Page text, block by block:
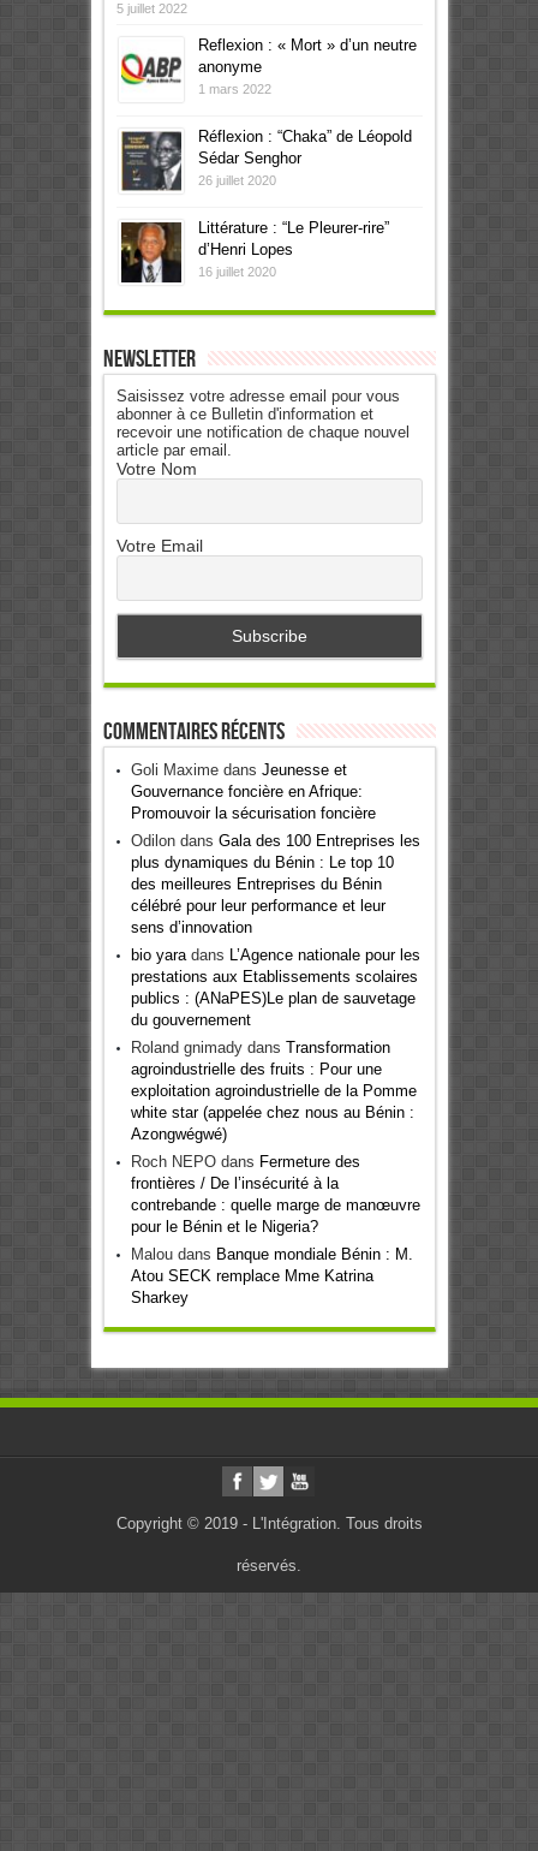
5 juillet 2022
Reflexion : « Mort » d’un neutre
anonyme
1 mars 2022
Réflexion : “Chaka” de Léopold
Sédar Senghor
26 juillet 2020
Littérature : “Le Pleurer-rire”
d’Henri Lopes
16 juillet 2020
Newsletter
Saisissez votre adresse email pour vous
abonner à ce Bulletin d'information et
recevoir une notification de chaque nouvel
article par email.
Votre Nom
Votre Email
Commentaires récents
Goli Maximedans Jeunesse et
Gouvernance foncière en Afrique:
Promouvoir la sécurisation foncière
Odilondans Gala des 100 Entreprises les
plus dynamiques du Bénin : Le top 10
des meilleures Entreprises du Bénin
célébré pour leur performance et leur
sens d’innovation
bio yaradans L’Agence nationale pour les
prestations aux Etablissements scolaires
publics : (ANaPES)Le plan de sauvetage
du gouvernement
Roland gnimadydans Transformation
agroindustrielle des fruits : Pour une
exploitation agroindustrielle de la Pomme
white star (appelée chez nous au Bénin :
Azongwégwé)
Roch NEPOdans Fermeture des
frontières / De l’insécurité à la
contrebande : quelle marge de manœuvre
pour le Bénin et le Nigeria?
Maloudans Banque mondiale Bénin : M.
Atou SECK remplace Mme Katrina
Sharkey
Copyright © 2019 - L'Intégration. Tous droits
réservés.